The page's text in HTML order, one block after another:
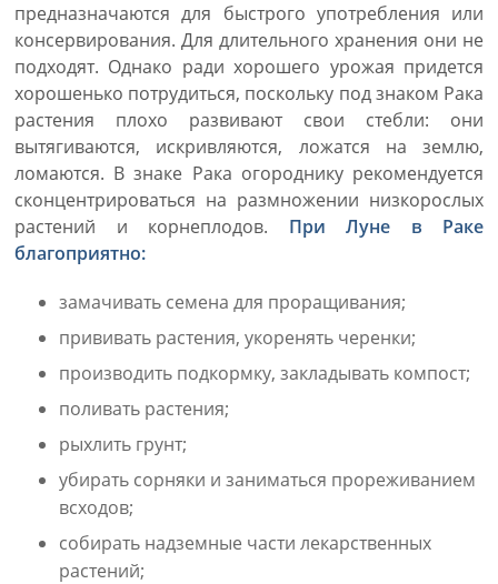
предназначаются для быстрого употребления или
консервирования. Для длительного хранения они не
подходят. Однако ради хорошего урожая придется
хорошенько потрудиться, поскольку под знаком Рака
растения плохо развивают свои стебли: они
вытягиваются, искривляются, ложатся на землю,
ломаются. В знаке Рака огороднику рекомендуется
сконцентрироваться на размножении низкорослых
растений и корнеплодов. При Луне в Раке
благоприятно:
замачивать семена для проращивания;
прививать растения, укоренять черенки;
производить подкормку, закладывать компост;
поливать растения;
рыхлить грунт;
убирать сорняки и заниматься прореживанием
всходов;
собирать надземные части лекарственных
растений;